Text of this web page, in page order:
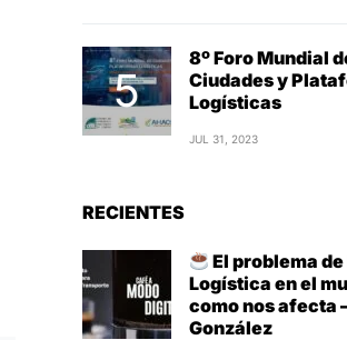
8º Foro Mundial
Ciudades y
Logísticas
JUL 31, 2023
RECIENTES
El problema de
Logística en el
como nos afecta
González